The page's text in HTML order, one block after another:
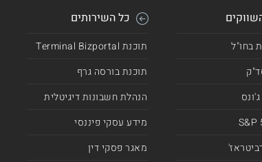
בחו"ל
כל השירותים
תוכנת Terminal Bizportal
תוכנת בורסה גרף
הנהלת חשבונות דיגיטלית
מידע עסקי פיננסי
מאגר פסקי דין